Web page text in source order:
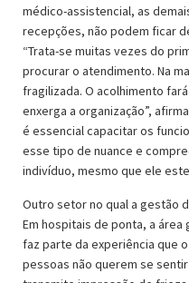
médico-assistencial, as
recepções, não podem ficar
“Trata-se muitas vezes do
procurar o atendimento. Na
fragilizada. O acolhimento
enxerga a organização”,
é essencial capacitar os
esse tipo de nuance e
indivíduo, mesmo que ele
Outro setor no qual a gestão
Em hospitais de ponta, a
faz parte da experiência que
pessoas não querem se